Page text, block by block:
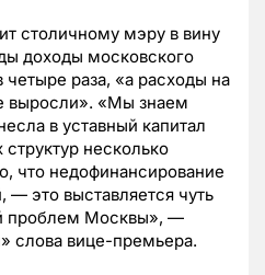
столичному мэру в вину
доходы московского
раза, «а расходы на
выросли». «Мы знаем
в уставный капитал
несколько
что недофинансирование
это выставляется чуть
проблем Москвы», —
слова вице-премьера.